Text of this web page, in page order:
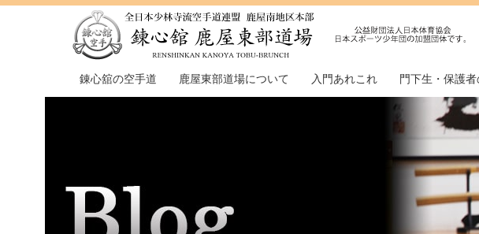
錬心舘の空手道 鹿屋東部道場について 入門あれこれ 門下生・保護